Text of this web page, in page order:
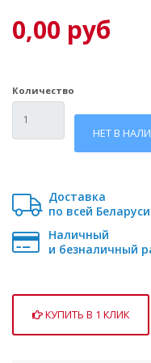
0,00 руб
Количество
НЕТ В
Доставка
по всей Беларуси
Наличный
и безналичный
КУПИТЬ В 1 КЛИК